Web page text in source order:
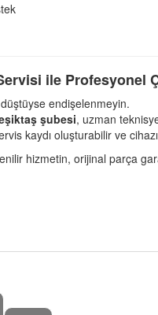
ile Profesyonel
düştüyse endişelenmeyin.
şubesi, uzman
kaydı oluşturabilir ve
hizmetin, orijinal parça